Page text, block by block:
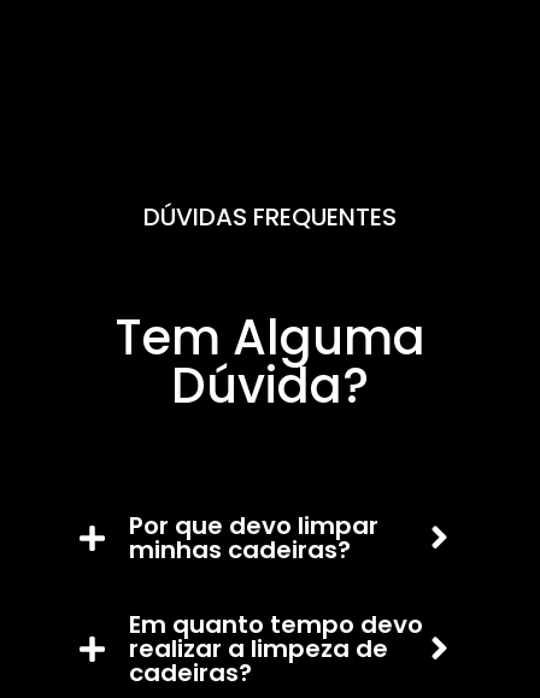
DÚVIDAS FREQUENTES
Tem Alguma
Dúvida?
Por que devo limpar
minhas cadeiras?
Em quanto tempo devo
realizar a limpeza de
cadeiras?